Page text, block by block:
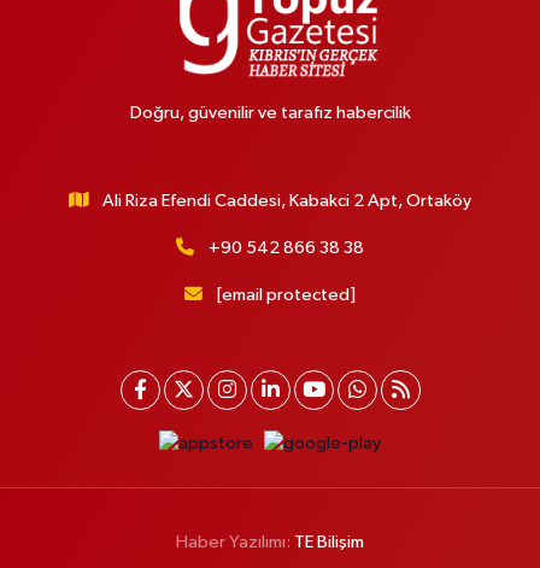
Doğru, güvenilir ve tarafız habercilik
Ali Riza Efendi Caddesi, Kabakci 2 Apt, Ortaköy
+90 542 866 38 38
[email protected]
Haber Yazılımı: TE Bilişim